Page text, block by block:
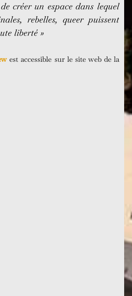
de créer un espace dans lequel
rebelles, queer puissent
liberté »
est accessible sur le site web de la